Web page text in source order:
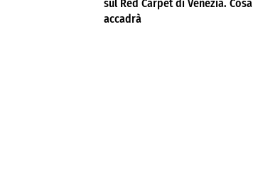
sul Red Carpet di Venezia. Cosa
accadrà